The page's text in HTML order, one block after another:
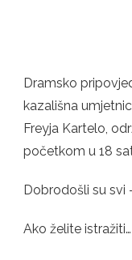
Dramsko
kazališna
Freyja Kartelo,
početkom u 18
Dobrodošli su svi
Ako želite istražiti…